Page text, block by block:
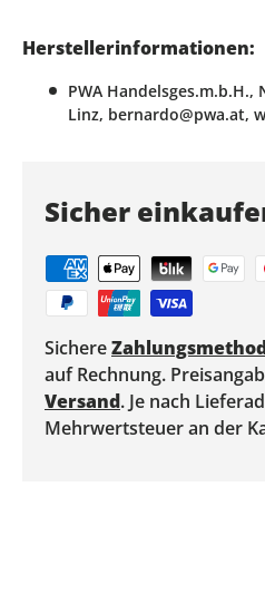
Herstellerinformationen:
PWA Handelsges.m.b.H.,
Linz, bernardo@pwa.at,
Sicher
Sichere
auf Rechnung.
Versand. Je nach
Mehrwertsteuer an der